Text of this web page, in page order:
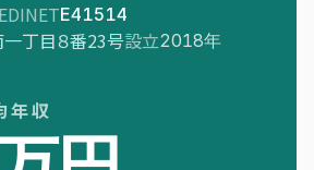
EDINETE41514
丁目８番23号設立2018年
年収